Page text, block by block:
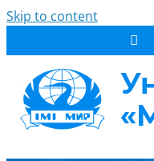
Skip to content